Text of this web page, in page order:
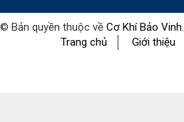
© Bản quyền thuộc về Cơ Khí Bảo Vinh.
Trang chủ
Giới thiệu